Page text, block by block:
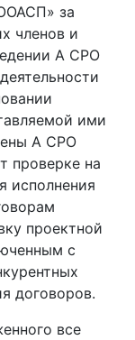
за
членов и
А СРО
ими
А СРО
проверке на
исполнения
проектной
с
договоров.
все